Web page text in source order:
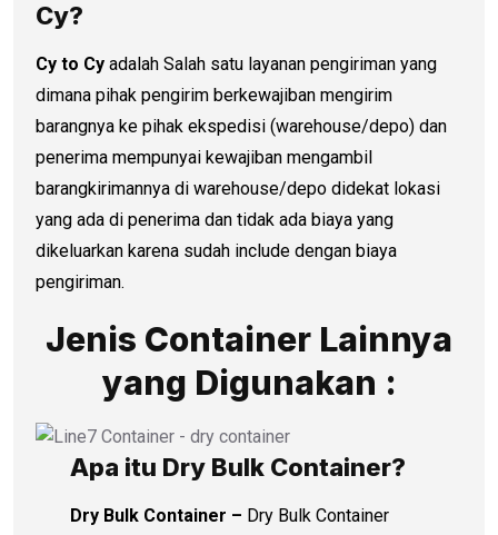
Cy?
Cy to Cy adalah Salah satu layanan pengiriman yang
dimana pihak pengirim berkewajiban mengirim
barangnya ke pihak ekspedisi (warehouse/depo) dan
penerima mempunyai kewajiban mengambil
barangkirimannya di warehouse/depo didekat lokasi
yang ada di penerima dan tidak ada biaya yang
dikeluarkan karena sudah include dengan biaya
pengiriman.
Jenis Container Lainnya
yang Digunakan :
Apa itu Dry Bulk Container?
Dry Bulk Container – Dry Bulk Container